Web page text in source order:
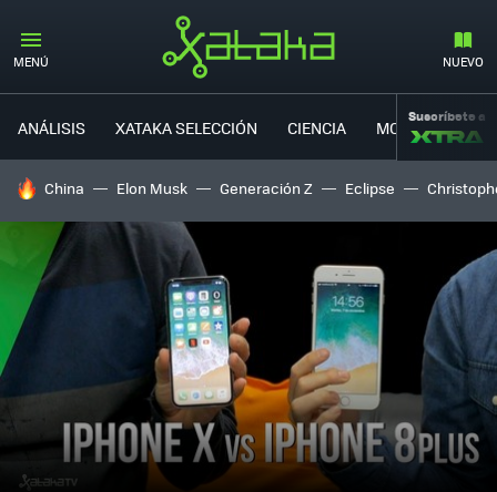
MENÚ NUEVO
ANÁLISIS XATAKA SELECCIÓN CIENCIA MOVILIDAD
Suscríbete a
HOY SE HABLA DE
China Elon Musk Generación Z Eclipse